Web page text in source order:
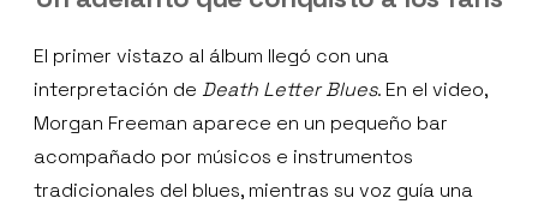
El primer vistazo al álbum llegó con una
interpretación de Death Letter Blues. En el video,
Morgan Freeman aparece en un pequeño bar
acompañado por músicos e instrumentos
tradicionales del blues, mientras su voz guía una